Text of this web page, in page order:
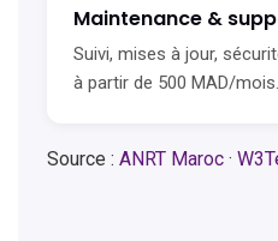
Maintenance &
Suivi, mises à jour,
à partir de 500 MAD/mois.
Source : ANRT Maroc ·